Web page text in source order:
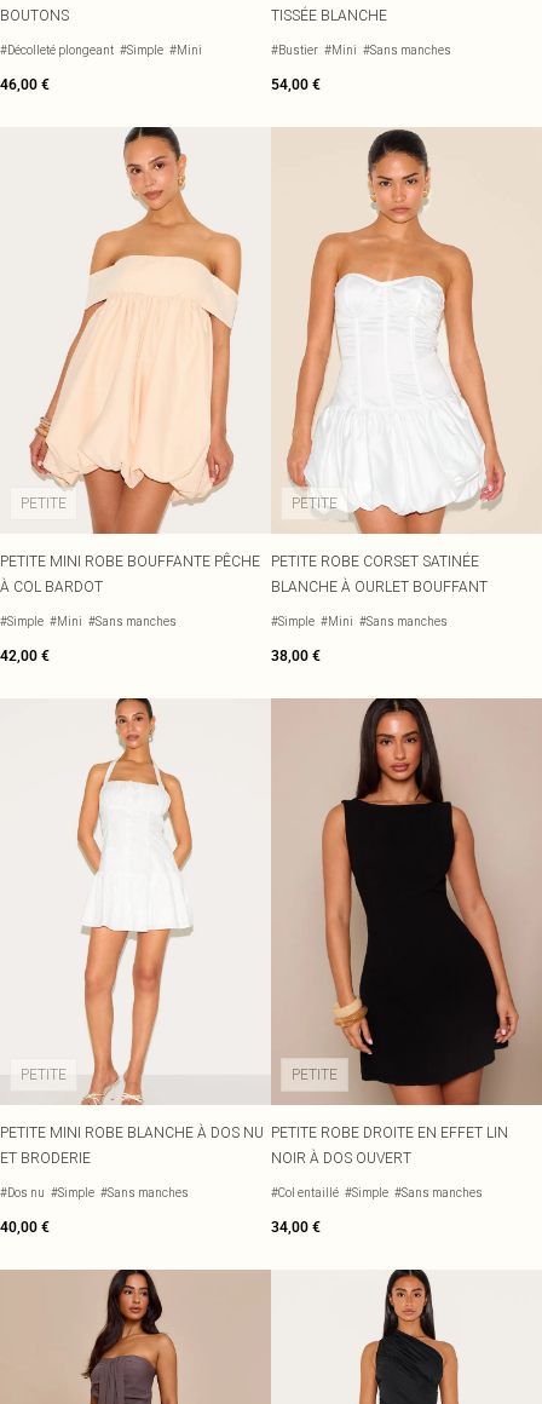
BOUTONS
#Décolleté plongeant #Simple #Mini
46,00 €
TISSÉE BLANCHE
#Bustier #Mini #Sans manches
54,00 €
PETITE
PETITE MINI ROBE BOUFFANTE PÊCHE
À COL BARDOT
#Simple #Mini #Sans manches
42,00 €
PETITE
PETITE ROBE CORSET SATINÉE
BLANCHE À OURLET BOUFFANT
#Simple #Mini #Sans manches
38,00 €
PETITE
PETITE MINI ROBE BLANCHE À DOS NU
ET BRODERIE
#Dos nu #Simple #Sans manches
40,00 €
PETITE
PETITE ROBE DROITE EN EFFET LIN
NOIR À DOS OUVERT
#Col entaillé #Simple #Sans manches
34,00 €